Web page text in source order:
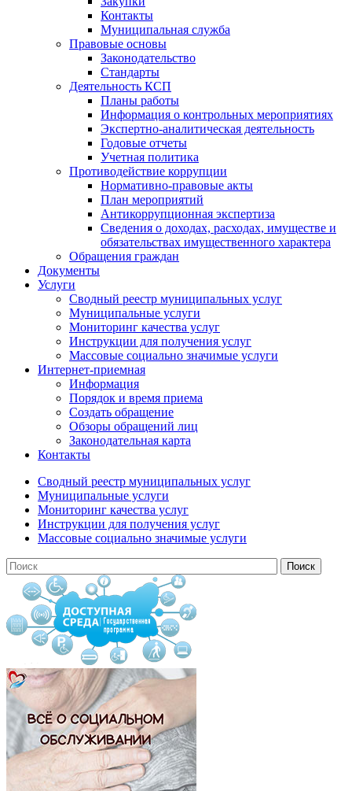
Контакты
Муниципальная служба
Правовые основы
Законодательство
Стандарты
Деятельность КСП
Планы работы
Информация о контрольных мероприятиях
Экспертно-аналитическая деятельность
Годовые отчеты
Учетная политика
Противодействие коррупции
Нормативно-правовые акты
План мероприятий
Антикоррупционная экспертиза
Сведения о доходах, расходах, имуществе и
обязательствах имущественного характера
Обращения граждан
Документы
Услуги
Сводный реестр муниципальных услуг
Муниципальные услуги
Мониторинг качества услуг
Инструкции для получения услуг
Массовые социально значимые услуги
Интернет-приемная
Информация
Порядок и время приема
Создать обращение
Обзоры обращений лиц
Законодательная карта
Контакты
Сводный реестр муниципальных услуг
Муниципальные услуги
Мониторинг качества услуг
Инструкции для получения услуг
Массовые социально значимые услуги